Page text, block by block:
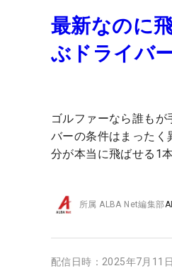
最新なのに
ぶドライバ
ゴルファーなら誰も
バーの条件はまったく
分が本当に飛ばせる1
所属 ALBA Net編集部
配信日時： 2025年7月11